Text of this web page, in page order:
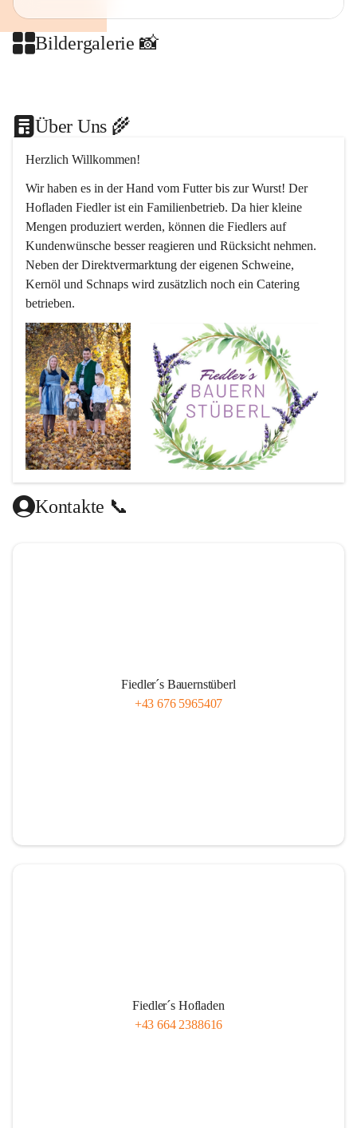
Bildergalerie 📸
Über Uns 🌾
Herzlich Willkommen!
Wir haben es in der Hand vom Futter bis zur Wurst! Der
Hofladen Fiedler ist ein Familienbetrieb. Da hier kleine
Mengen produziert werden, können die Fiedlers auf
Kundenwünsche besser reagieren und Rücksicht nehmen.
Neben der Direktvermarktung der eigenen Schweine,
Kernöl und Schnaps wird zusätzlich noch ein Catering
betrieben.
Kontakte 📞
Fiedler´s Bauernstüberl
+43 676 5965407
Fiedler´s Hofladen
+43 664 2388616